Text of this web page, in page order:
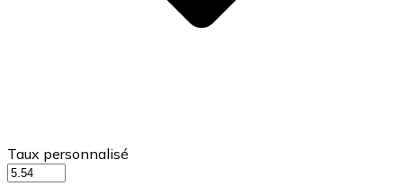
Taux personnalisé